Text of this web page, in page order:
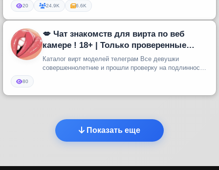
20 24.9K 6.6K
💋 Чат знакомств для вирта по веб
камере ! 18+ | Только проверенные
модели | Голые и сексуальные фото
Каталог вирт моделей телеграм Все девушки
совершеннолетние и прошли проверку на подлинность
80
Показать еще